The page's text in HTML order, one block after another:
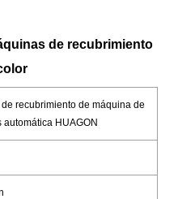
de recubrimiento
recubrimiento de máquina de
HUAGON